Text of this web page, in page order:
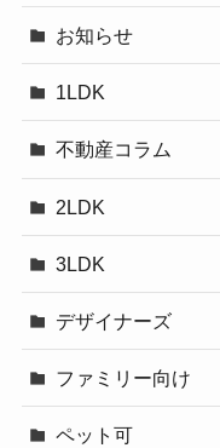
お知らせ
1LDK
不動産コラム
2LDK
3LDK
デザイナーズ
ファミリー向け
ペット可